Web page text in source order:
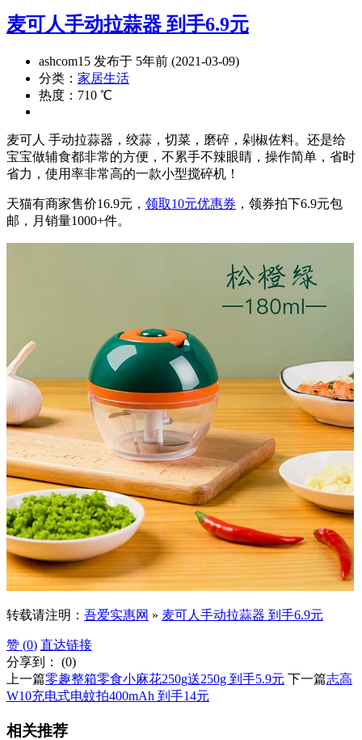
麦可人手动拉蒜器 到手6.9元
ashcom15 发布于 5年前 (2021-03-09)
分类： 家居生活
热度：710 ℃
麦可人 手动拉蒜器，绞蒜，切菜，磨碎，剁椒佐料。还是给
宝宝做辅食都非常的方便，不累手不辣眼睛，操作简单，省时
省力，使用率非常高的一款小型搅碎机！
天猫有商家售价16.9元， 领取10元优惠券 ，领券拍下6.9元包
邮，月销量1000+件。
转载请注明： 吾爱实惠网 » 麦可人手动拉蒜器 到手6.9元
赞 (0) 直达链接
分享到： (0)
上一篇零趣整箱零食小麻花250g送250g 到手5.9元 下一篇志高
W10充电式电蚊拍400mAh 到手14元
相关推荐